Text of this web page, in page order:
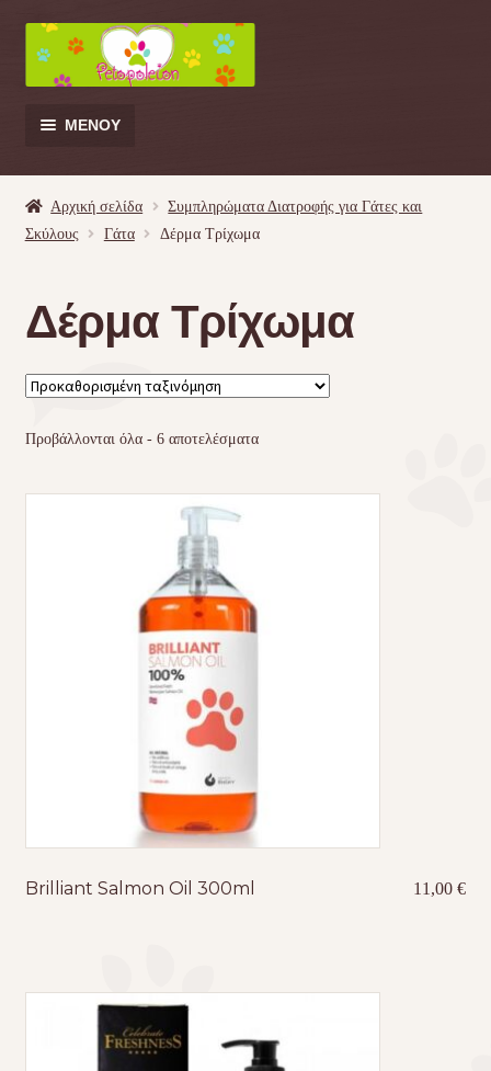
Απευθείας
μετάβαση
στην
πλοήγηση
Μετάβαση
σε
περιεχόμενο
ΜΕΝΟΎ
Σκύλος
Κουνέλι
Πουλί
Τσάντες μεταφοράς
Επικοινωνία
Φροντίδα – Είδη Υγιεινής
Αρχική σελίδα
Συμπληρώματα Διατροφής για Γάτες και
Σκύλους
Γάτα Δέρμα Τρίχωμα
Δέρμα Τρίχωμα
Προβάλλονται όλα - 6 αποτελέσματα
Brilliant Salmon Oil 300ml 11,00€